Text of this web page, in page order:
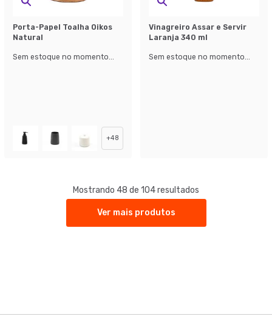
Porta-Papel Toalha Oikos
Natural
Sem estoque no momento...
+48
Vinagreiro Assar e Servir
Laranja 340 ml
Sem estoque no momento...
Mostrando 48 de 104 resultados
Ver mais produtos